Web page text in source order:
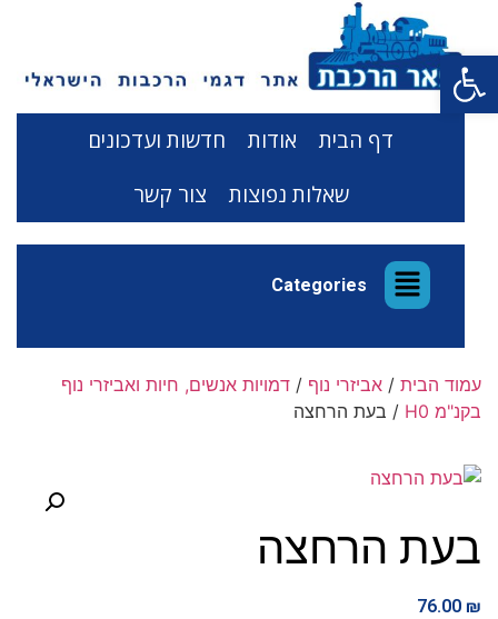
פתח סרגל נגישות
דף הבית אודות
חדשות ועדכונים
שאלות נפוצות
צור קשר
Categories
עמוד הבית / אביזרי נוף / דמויות אנשים, חיות ואביזרי נוף
בקנ"מ H0
/ בעת הרחצה
בעת הרחצה
76.00 ₪